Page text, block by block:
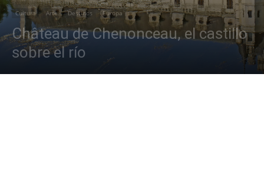
Cultura Arte Destinos Europa
Château de Chenonceau, el castillo
sobre el río